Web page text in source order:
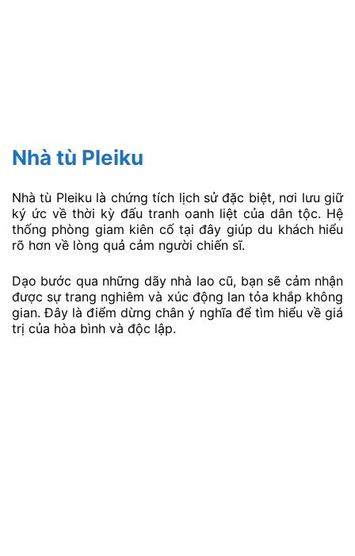
Nhà tù Pleiku
Nhà tù Pleiku là chứng tích lịch sử đặc biệt, nơi lưu giữ
ký ức về thời kỳ đấu tranh oanh liệt của dân tộc. Hệ
thống phòng giam kiên cố tại đây giúp du khách hiểu
rõ hơn về lòng quả cảm người chiến sĩ.
Dạo bước qua những dãy nhà lao cũ, bạn sẽ cảm nhận
được sự trang nghiêm và xúc động lan tỏa khắp không
gian. Đây là điểm dừng chân ý nghĩa để tìm hiểu về giá
trị của hòa bình và độc lập.